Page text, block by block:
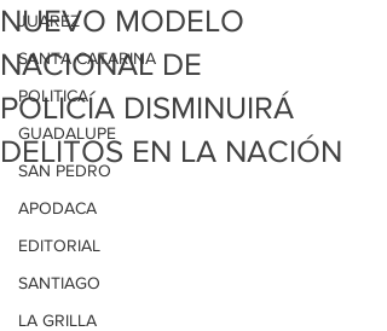
JUAREZ
SANTA CATARINA
POLITICA
GUADALUPE
SAN PEDRO
APODACA
EDITORIAL
SANTIAGO
LA GRILLA
NUEVO MODELO
NACIONAL DE
POLICÍA DISMINUIRÁ
DELITOS EN LA NACIÓN